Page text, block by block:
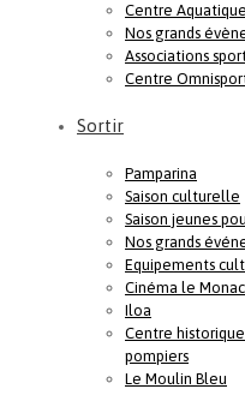
Centre
Nos grands
Associations
Centre
Sortir
Pamparina
Saison culturelle
Saison jeunes
Nos grands
Equipements
Cinéma le
Iloa
Centre
pompiers
Le Moulin Bleu